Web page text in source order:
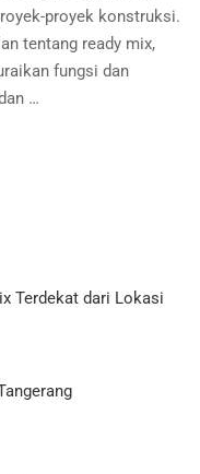
proyek konstruksi.
tentang ready mix,
fungsi dan
…
Terdekat dari Lokasi